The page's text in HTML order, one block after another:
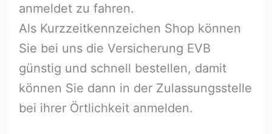
anmeldet zu fahren.
Als Kurzzeitkennzeichen Shop können
Sie bei uns die Versicherung EVB
günstig und schnell bestellen, damit
können Sie dann in der Zulassungsstelle
bei ihrer Örtlichkeit anmelden.